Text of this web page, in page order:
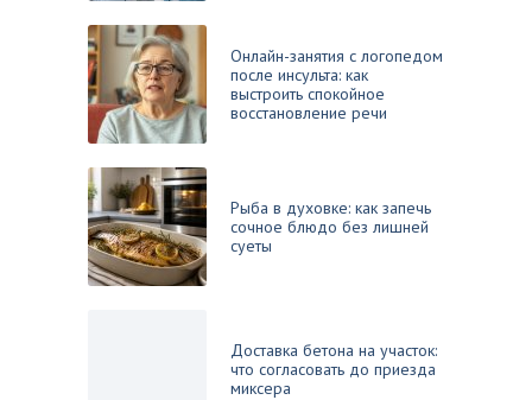
Онлайн-занятия с логопедом
после инсульта: как
выстроить спокойное
восстановление речи
Рыба в духовке: как запечь
сочное блюдо без лишней
суеты
Доставка бетона на участок:
что согласовать до приезда
миксера